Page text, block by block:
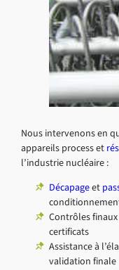
Nous intervenons en
appareils process et
l’industrie nucléaire :
Décapageet
Contrôles
certificats
Assistance à
validation finale